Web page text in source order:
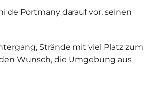
de Portmany darauf vor, seinen
Strände mit viel Platz zum
Wunsch, die Umgebung aus